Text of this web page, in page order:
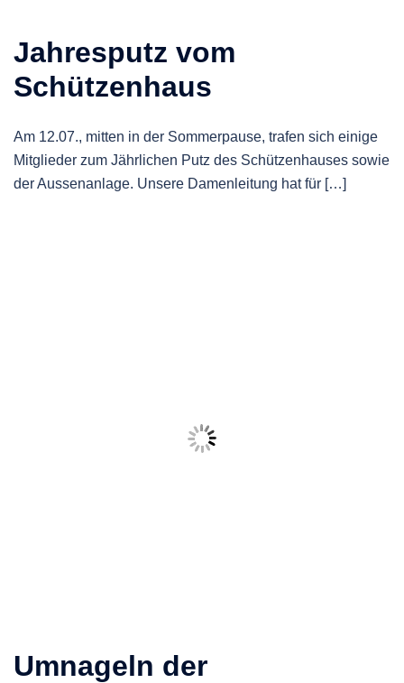
Jahresputz vom
Schützenhaus
Am 12.07., mitten in der Sommerpause, trafen sich einige
Mitglieder zum Jährlichen Putz des Schützenhauses sowie
der Aussenanlage. Unsere Damenleitung hat für […]
Umnageln der